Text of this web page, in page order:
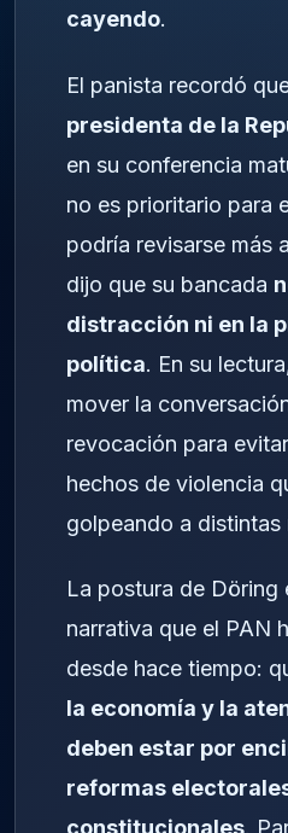
cayendo.
El panista recordó
presidenta de la
en su conferencia
no es prioritario para
podría revisarse más
dijo que su bancada
distracción ni en la
política. En su
mover la
revocación para
hechos de violencia
golpeando a distintas
La postura de Döring
narrativa que el PAN
desde hace tiempo:
la economía y la
deben estar por
reformas